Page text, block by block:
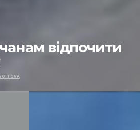
відпочити